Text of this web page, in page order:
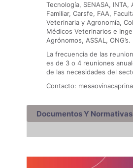
Tecnología, SENASA, INTA,
Familiar, Carsfe, FAA,
Veterinaria y Agronomía,
Médicos Veterinarios e
Agrónomos, ASSAL, ONG’s.
La frecuencia de las
es de 3 o 4 reuniones
de las necesidades del
Contacto:
Documentos Y Normativas